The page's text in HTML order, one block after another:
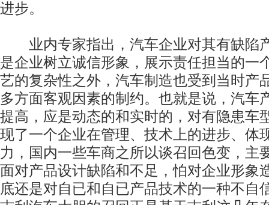
进步。
业内专家指出，汽车企业对其有缺陷
是企业树立诚信形象，展示责任担当的一
艺的复杂性之外，汽车制造也受到当时产
多方面客观因素的制约。也就是说，汽车
提高，应是动态的和实时的，对有隐患车
现了一个企业在管理、技术上的进步、体
力，国内一些车商之所以谈召回色变，主
面对产品设计缺陷和不足，怕对企业形象
底还是对自已和自已产品技术的一种不自